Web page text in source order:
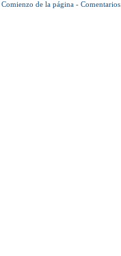
Comienzo de la página - Comentarios